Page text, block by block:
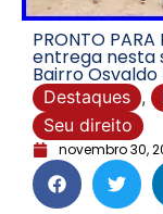
PRONTO
entrega nesta
Bairro Osvaldo
Destaques ,
Seu direito
novembro 30,